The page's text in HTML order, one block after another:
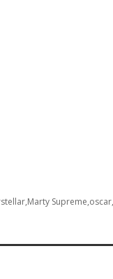
Marty Supreme oscar